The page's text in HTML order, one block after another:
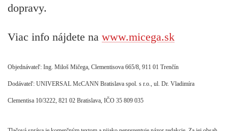
dopravy.
Viac info nájdete na www.micega.sk
Objednávateľ: Ing. Miloš Mičega, Clementisova 665/8, 911 01 Trenčín
Dodávateľ: UNIVERSAL McCANN Bratislava spol. s r.o., ul. Dr. Vladimíra
Clementisa 10/3222, 821 02 Bratislava, IČO 35 809 035